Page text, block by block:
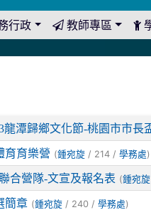
行政 教師專區
龍潭歸鄉文化節-桃園市市長
育育樂營 (鍾宛旋 / 214 /學務處)
合營隊-文宣及報名表 (鍾宛旋
簡章 (鍾宛旋 / 240 /學務處)